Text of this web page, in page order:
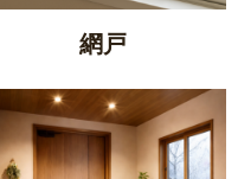
網戸